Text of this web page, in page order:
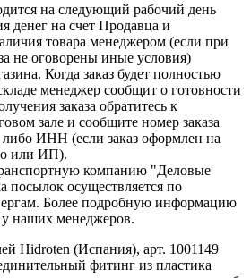
на следующий рабочий день
денег на счет Продавца и
товара менеджером (если при
не оговорены иные условия)
Когда заказ будет полностью
менеджер сообщит о готовности
заказа обратитесь к
зале и сообщите номер заказа
либо ИНН (если заказ оформлен на
или ИП).
компанию "Деловые
осуществляется по
Более подробную информацию
наших менеджеров.
Hidroten (Испания), арт. 1001149
фитинг из пластика